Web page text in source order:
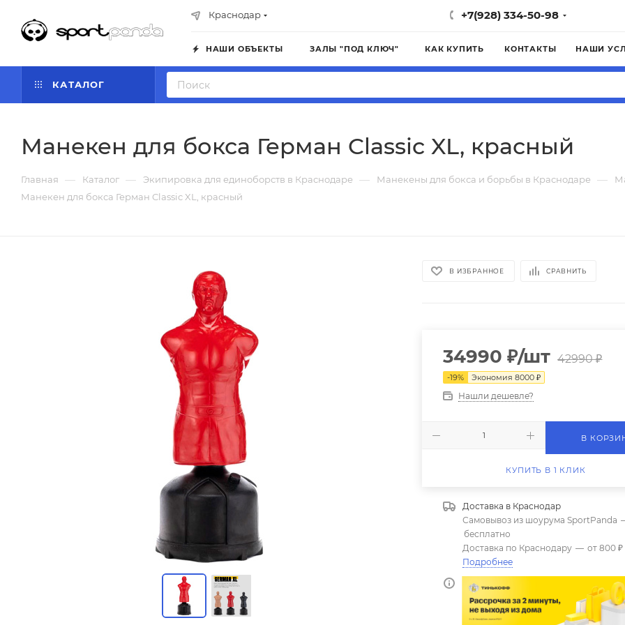
Краснодар +7(928) 334-50-98
НАШИ ОБЪЕКТЫ ЗАЛЫ "ПОД КЛЮЧ" КАК КУПИТЬ КОНТАКТЫ НАШИ
КАТАЛОГ
Манекен для бокса Герман Classic XL, красный
Главная — Каталог — Экипировка для единоборств в Краснодаре — Манекены для бокса и борьбы в Краснодаре —
Манекен для бокса Герман Classic XL, красный
В ИЗБРАННОЕ СРАВНИТЬ
34990 ₽/шт 42990₽
-19% Экономия 8000 ₽
Нашли дешевле?
В
КУПИТЬ В 1 КЛИК
Доставка в Краснодар
Самовывоз из шоурума SportPanda
бесплатно
Доставка по Краснодару — от 800 ₽
Подробнее